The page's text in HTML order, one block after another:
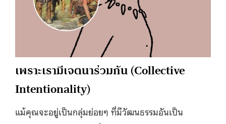
เพราะเรามีเจตนาร่วมกัน (Collective
Intentionality)
แม้คุณจะอยู่เป็นกลุ่มย่อยๆ ที่มีวัฒนธรรมอันเป็น